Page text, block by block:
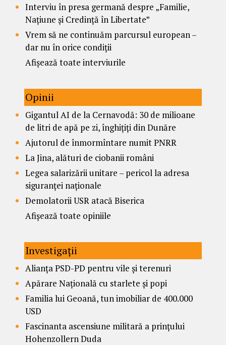
Interviu în presa germană despre „Familie,
Națiune și Credință în Libertate”
Vrem să ne continuăm parcursul european –
dar nu în orice condiții
Afișează toate interviurile
Opinii
Gigantul AI de la Cernavodă: 30 de milioane
de litri de apă pe zi, înghițiți din Dunăre
Ajutorul de înmormîntare numit PNRR
La Jina, alături de ciobanii români
Legea salarizării unitare – pericol la adresa
siguranței naționale
Demolatorii USR atacă Biserica
Afișează toate opiniile
Investigații
Alianța PSD-PD pentru vile și terenuri
Apărare Națională cu starlete și popi
Familia lui Geoană, tun imobiliar de 400.000
USD
Fascinanta ascensiune militară a prințului
Hohenzollern Duda